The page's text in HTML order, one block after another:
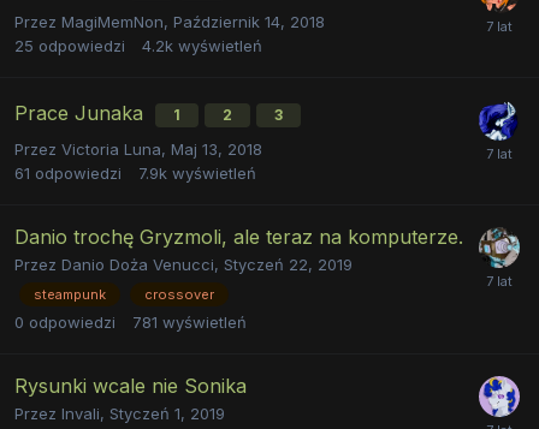
Przez MagiMemNon, Październik 14, 2018
25 odpowiedzi 4.2k wyświetleń
Prace Junaka 1 2 3
Przez Victoria Luna, Maj 13, 2018
61 odpowiedzi 7.9k wyświetleń
Danio trochę Gryzmoli, ale teraz na komputerze.
Przez Danio Doża Venucci, Styczeń 22, 2019
steampunk crossover
0 odpowiedzi 781 wyświetleń
Rysunki wcale nie Sonika
Przez Invali, Styczeń 1, 2019